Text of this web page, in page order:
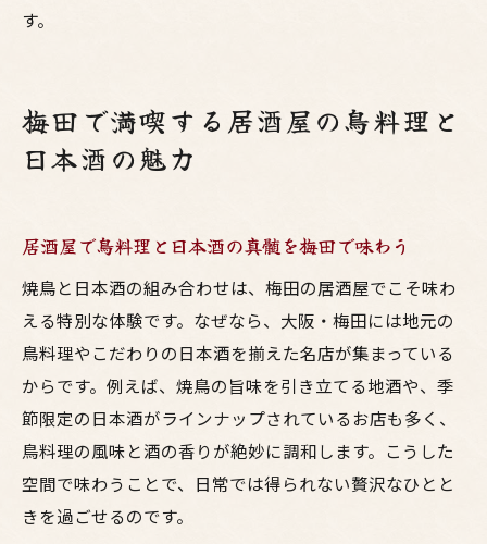
す。
梅田で満喫する居酒屋の鳥料理と
日本酒の魅力
居酒屋で鳥料理と日本酒の真髄を梅田で味わう
焼鳥と日本酒の組み合わせは、梅田の居酒屋でこそ味わ
える特別な体験です。なぜなら、大阪・梅田には地元の
鳥料理やこだわりの日本酒を揃えた名店が集まっている
からです。例えば、焼鳥の旨味を引き立てる地酒や、季
節限定の日本酒がラインナップされているお店も多く、
鳥料理の風味と酒の香りが絶妙に調和します。こうした
空間で味わうことで、日常では得られない贅沢なひとと
きを過ごせるのです。